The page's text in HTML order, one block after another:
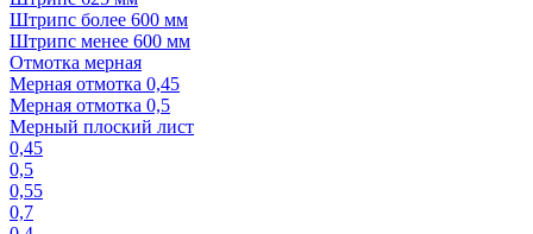
Штрипс более 600 мм
Штрипс менее 600 мм
Отмотка мерная
Мерная отмотка 0,45
Мерная отмотка 0,5
Мерный плоский лист
0,45
0,5
0,55
0,7